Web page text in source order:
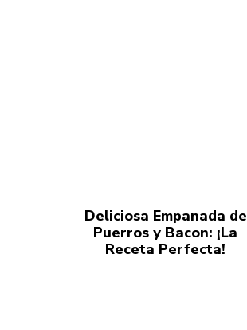
Deliciosa Empanada de
Puerros y Bacon: ¡La
Receta Perfecta!